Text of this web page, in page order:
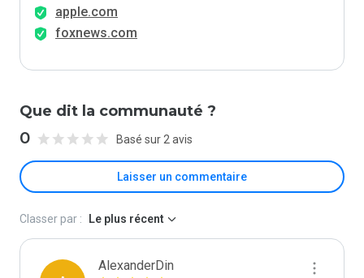
apple.com
foxnews.com
Que dit la communauté ?
0 Basé sur 2 avis
Laisser un commentaire
Classer par : Le plus récent
AlexanderDin